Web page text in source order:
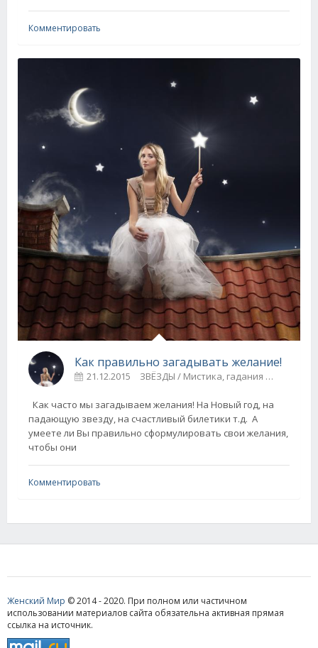
Комментировать
Как правильно загадывать желание!
21.12.2015 ЗВЁЗДЫ / Мистика, гадания
Как часто мы загадываем желания! На Новый год, на
падающую звезду, на счастливый билетики т.д. А
умеете ли Вы правильно сформулировать свои желания,
чтобы они
Комментировать
Женский Мир © 2014 - 2020. При полном или частичном
использовании материалов сайта обязательна активная прямая
ссылка на источник.